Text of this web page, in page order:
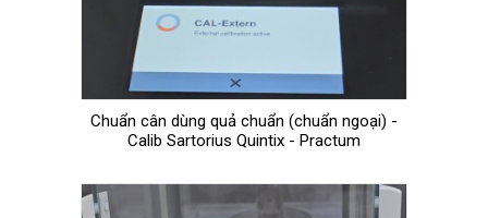
Chuẩn cân dùng quả chuẩn (chuẩn ngoại) -
Calib Sartorius Quintix - Practum